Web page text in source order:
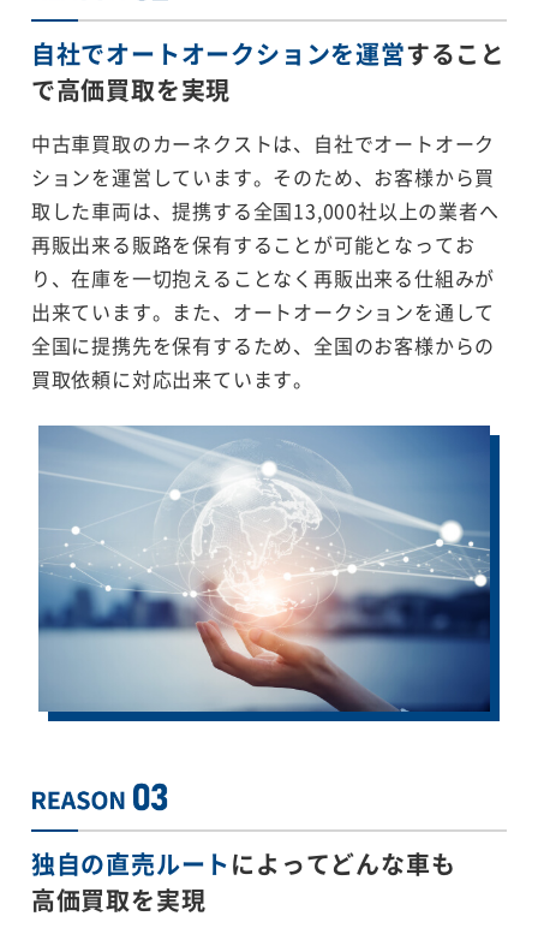
自社でオートオークションを運営すること
で高価買取を実現
中古車買取のカーネクストは、自社でオートオーク
ションを運営しています。そのため、お客様から買
取した車両は、提携する全国13,000社以上の業者へ
再販出来る販路を保有することが可能となってお
り、在庫を一切抱えることなく再販出来る仕組みが
出来ています。また、オートオークションを通して
全国に提携先を保有するため、全国のお客様からの
買取依頼に対応出来ています。
独自の直売ルートによってどんな車も
高価買取を実現